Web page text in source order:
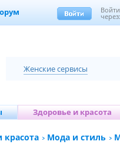
Войти
Женские сервисы
Здоровье и красота
красота Мода и стиль